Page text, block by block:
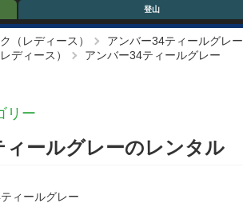
登山
（レディース）
アンバー34ティールグレー
ディース） アンバー34ティールグレー
リー
ィールグレーのレンタル